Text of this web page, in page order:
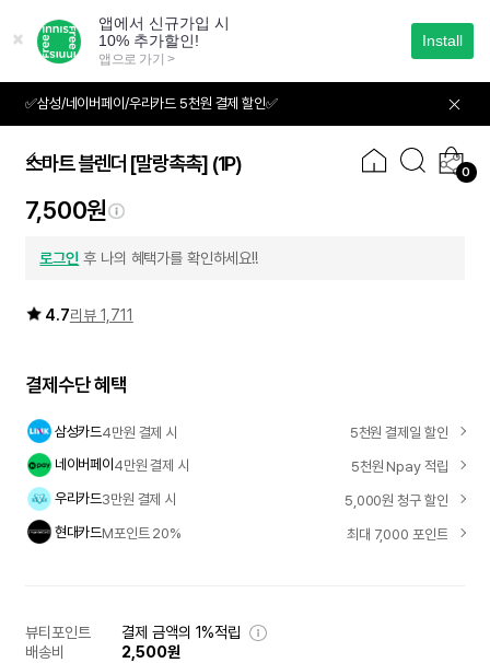
가
✅삼성/네이버페이/우리카드 5천원 결제 할인✅
0
01 02
스마트 블렌더 [말랑촉촉] (1P)
7,500원
로그인 후 나의 혜택가를 확인하세요!!
4.7리뷰 1,711
결제수단 혜택
삼성카드4만원 결제 시
5천원 결제일 할인
네이버페이4만원 결제 시
5천원 Npay 적립
우리카드3만원 결제 시
5,000원 청구 할인
현대카드M포인트 20% 최대 7,000 포인트
뷰티포인트
결제 금액의 1%적립
배송비
2,500원